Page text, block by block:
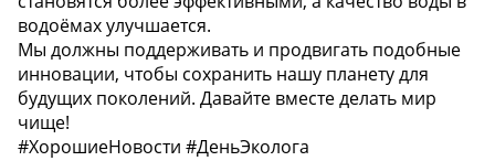
водоёмах улучшается.
Мы должны поддерживать и продвигать подобные
инновации, чтобы сохранить нашу планету для
будущих поколений. Давайте вместе делать мир
чище!
#ХорошиеНовости #ДеньЭколога